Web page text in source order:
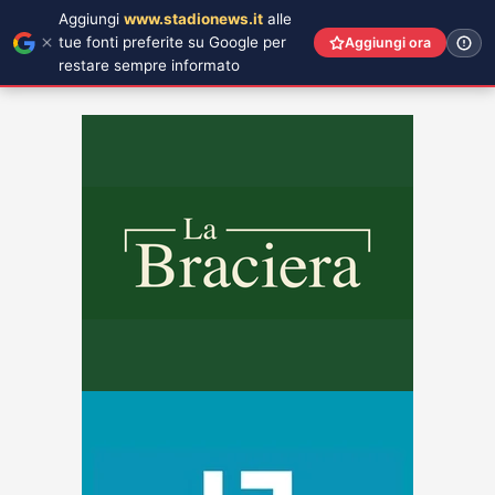
Aggiungi www.stadionews.it alle
tue fonti preferite su Google per
restare sempre informato
Aggiungi ora